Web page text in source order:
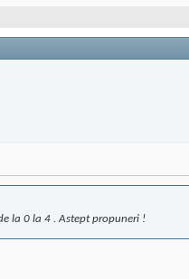
la 0 la 4 . Astept propuneri !